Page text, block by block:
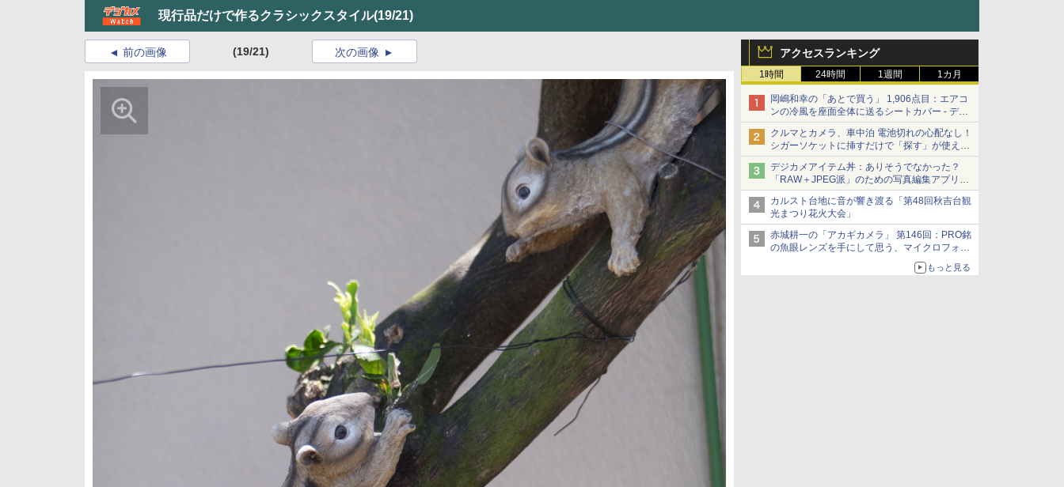
現行品だけで作るクラシックスタイル(19/21)
アクセスランキング
1時間 24時間 1週間 1カ月
岡嶋和幸の「あとで買う」 1,906点目：エアコ
ンの冷風を座面全体に送るシートカバー - デジ
カメ Watch
クルマとカメラ、車中泊 電池切れの心配なし！
シガーソケットに挿すだけで「探す」が使える
スマートタグ - デジカメ Watch
デジカメアイテム丼：ありそうでなかった？
「RAW＋JPEG派」のための写真編集アプリ
カメラデフォルトのJPEGを大切にする
「Filmator」
カルスト台地に音が響き渡る「第48回秋吉台観
光まつり花火大会」
赤城耕一の「アカギカメラ」 第146回：PRO銘
の魚眼レンズを手にして思う、マイクロフォー
もっと見る
前の画像 (19/21) 次の画像